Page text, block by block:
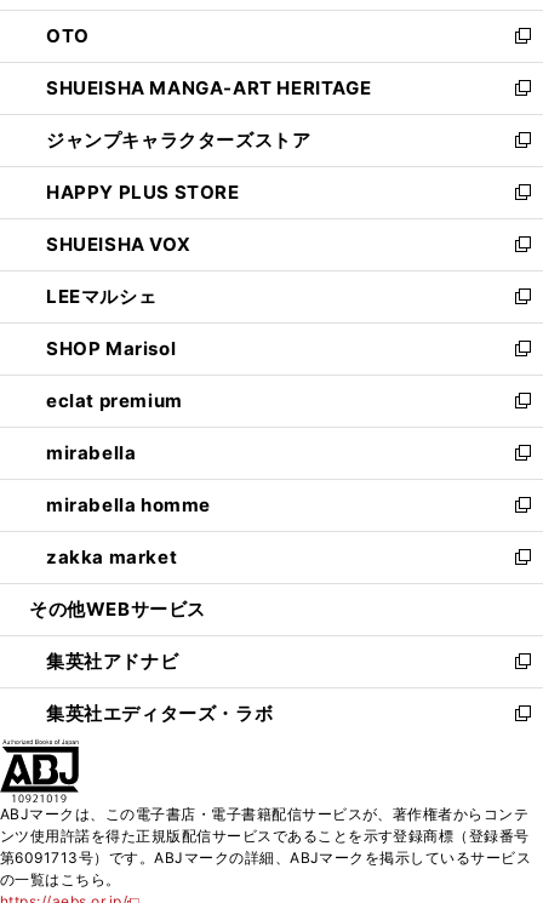
ウ
で
開
く
ン
ド
ウ
で
開
く
OTO
新
し
い
ウ
ィ
ン
ド
ウ
で
開
く
SHUEISHA MANGA-ART HERITAGE
新
し
い
ウ
ィ
ン
ド
ウ
で
開
く
ジャンプキャラクターズストア
新
し
い
ウ
ィ
ン
ド
ウ
で
開
く
HAPPY PLUS STORE
新
し
い
ウ
ィ
ン
ド
ウ
で
開
く
SHUEISHA VOX
新
し
い
ウ
ィ
ン
ド
ウ
で
開
く
LEEマルシェ
新
し
い
ウ
ィ
ン
ド
ウ
で
開
く
SHOP Marisol
新
し
い
ウ
ィ
ン
ド
ウ
で
開
eclat premium
新
し
い
ウ
ィ
ン
ド
ウ
開
く
mirabella
新
し
い
ウ
ィ
ン
ウ
で
開
く
mirabella homme
新
し
い
ウ
ン
ド
ウ
で
zakka market
新
し
ウ
ィ
ン
ド
く
その他WEBサービス
集英社アドナビ
新
し
い
ド
ウ
で
集英社エディターズ・ラボ
新
ィ
ン
ド
ABJマークは、この電子書店・電子書籍配信サービスが、著作権者からコンテ
ンツ使用許諾を得た正規版配信サービスであることを示す登録商標（登録番号
第6091713号）です。ABJマークの詳細、ABJマークを掲示しているサービス
の一覧はこちら。